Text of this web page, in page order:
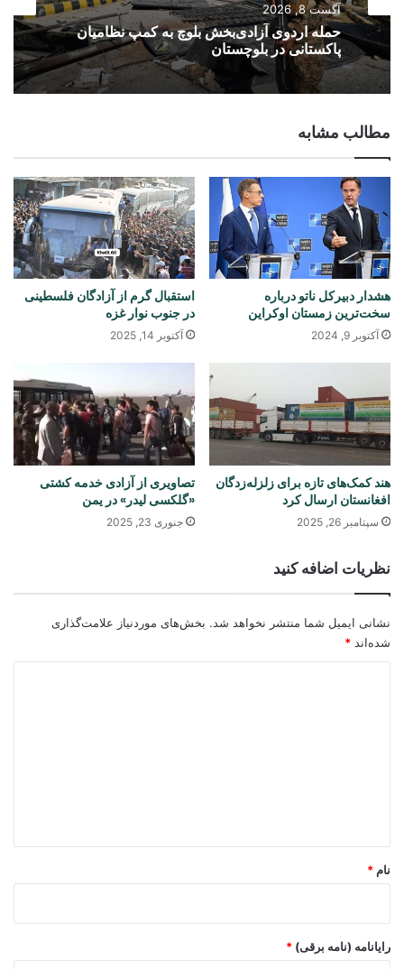
آگست 8, 2026
حمله اردوی آزادی‌بخش بلوچ به کمپ نظامیان
پاکستانی در بلوچستان
مطالب مشابه
هشدار دبیرکل ناتو درباره
سخت‌ترین زمستان اوکراین
آکتوبر 9, 2024
استقبال گرم از آزادگان فلسطینی
در جنوب نوار غزه
آکتوبر 14, 2025
هند کمک‌های تازه برای زلزله‌زدگان
افغانستان ارسال کرد
سپتامبر 26, 2025
تصاویری از آزادی خدمه کشتی
«گلکسی لیدر» در یمن
جنوری 23, 2025
نظریات اضافه کنید
نشانی ایمیل شما منتشر نخواهد شد. بخش‌های موردنیاز علامت‌گذاری
شده‌اند *
نام *
رایانامه (نامه برقی) *